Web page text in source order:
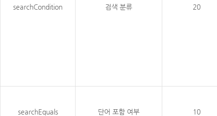
searchCondition 검색 분류 20
searchEquals 단어 포함 여부 10